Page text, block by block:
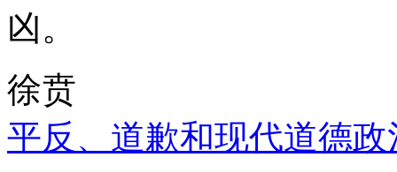
凶。
徐贲
平反、道歉和现代道德政